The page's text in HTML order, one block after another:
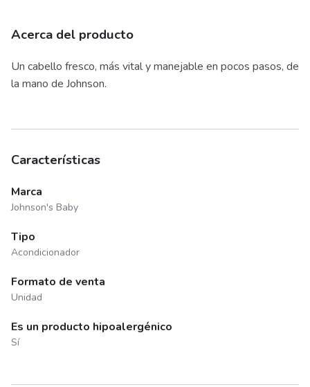
Acerca del producto
Un cabello fresco, más vital y manejable en pocos pasos, de
la mano de Johnson.
Características
Marca
Johnson's Baby
Tipo
Acondicionador
Formato de venta
Unidad
Es un producto hipoalergénico
Sí